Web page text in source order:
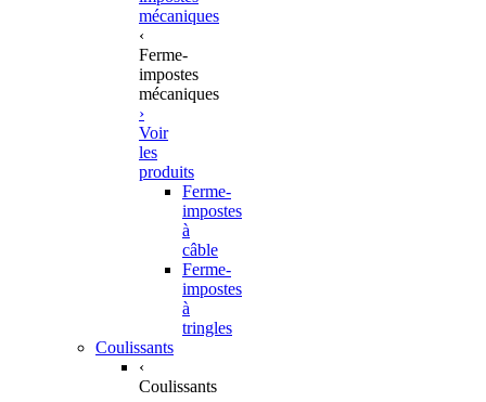
mécaniques
‹
Ferme-
impostes
mécaniques
›
Voir
les
produits
Ferme-
impostes
à
câble
Ferme-
impostes
à
tringles
Coulissants
‹
Coulissants